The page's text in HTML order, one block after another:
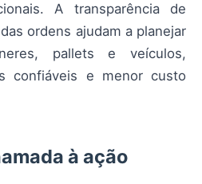
A transparência de
ordens ajudam a planejar
pallets e veículos,
confiáveis e menor custo
à ação